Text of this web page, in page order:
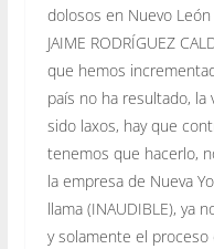
dolosos en Nuevo
JAIME RODRÍGUEZ
que hemos
país no ha resultado,
sido laxos, hay que
tenemos que hacerlo,
la empresa de Nueva
llama (INAUDIBLE), ya
y solamente el